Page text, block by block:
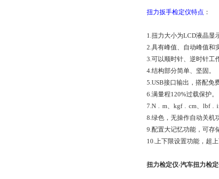
扭力扳手检定仪特点 ：
1.扭力大小为LCD液晶显
2.具有峰值、自动峰值和
3.可以顺时针、逆时针工
4.结构部分简单、坚固。
5.USB接口输出，搭配免
6.满量程120%过载保护。
7.N﹒m、kgf﹒cm、
8.绿色，无操作自动关机
9.配置大记忆功能，可存
10.上下限设置功能，超
扭力检定仪-汽车扭力检